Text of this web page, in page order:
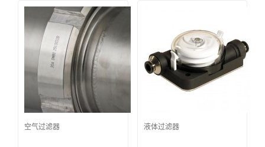
空气过滤器 液体过滤器